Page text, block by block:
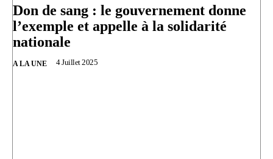
Don de sang : le gouvernement donne
l’exemple et appelle à la solidarité
nationale
A LA UNE 4 Juillet 2025